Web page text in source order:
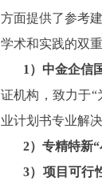
方面提供了参考
学术和实践的双重
1）中金企信
证机构，致力于
业计划书专业解
2）专精特新
3）项目可行